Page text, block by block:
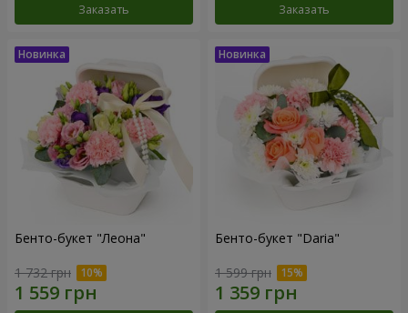
Заказать Заказать
Бенто-букет "Леона"
1 732 грн
Бенто-букет "Daria"
1 599 грн